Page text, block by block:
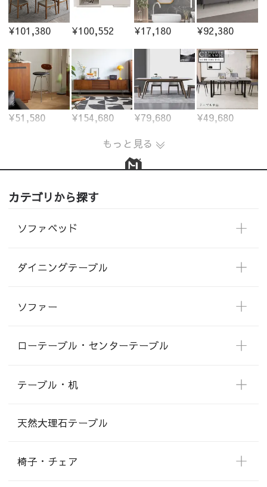
¥101,380 ¥100,552 ¥17,180 ¥92,380
¥51,580 ¥154,680 ¥79,680
¥49,680
もっと見る
カテゴリから探す
ソファベッド
ダイニングテーブル
ソファー
ローテーブル・センターテーブル
テーブル・机
天然大理石テーブル
椅子・チェア